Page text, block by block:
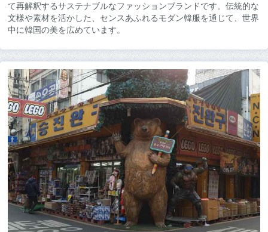
て再解釈するサステナブルなファッションブランドです。伝統的な
文様や素材を活かした、センスあふれるモダン韓服を通じて、世界
中に韓国の美を広めています。